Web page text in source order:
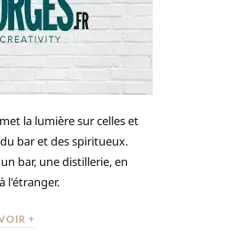
la lumière sur celles et
bar et des spiritueux.
bar, une distillerie, en
l'étranger.
+